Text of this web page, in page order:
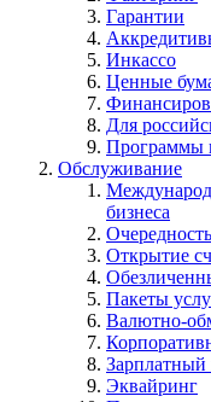
Гарантии
Инкассо
Ценные
Для
Программы
Обслуживание
бизнеса
Открытие
Пакеты
Валютно-
Зарплатный
Эквайринг